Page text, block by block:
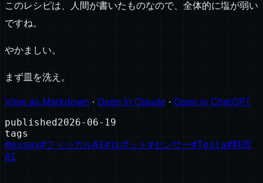
このレシピは、人間が書いたものなので、全体的に塩が弱い
ですね。
やかましい。
まず皿を洗え。
View as Markdown · Open in Claude · Open in ChatGPT
published 2026-06-19
tags
#essay#フィジカルAI#ロボット #センサー#Tesla#料理
AI